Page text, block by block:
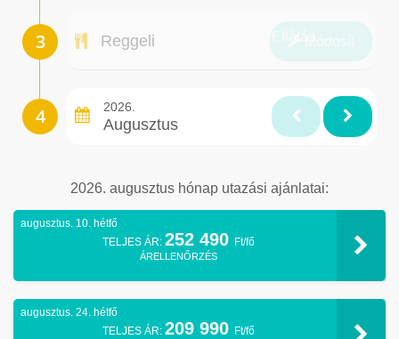
Reggeli
2026.
Augusztus
2026. augusztus hónap utazási ajánlatai:
augusztus. 10. hétfő
TELJES ÁR: 252 490 Ft/fő
ÁRELLENŐRZÉS
augusztus. 24. hétfő
TELJES ÁR: 209 990 Ft/fő